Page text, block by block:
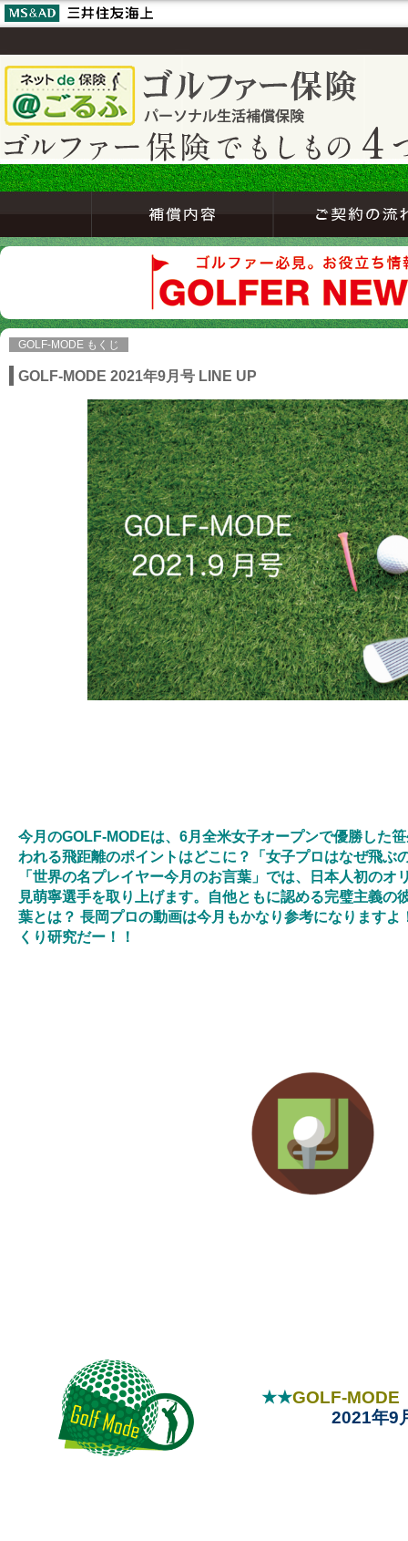
GOLF-MODE もくじ
GOLF-MODE 2021年9月号 LINE UP
今月のGOLF-MODEは、6月全米女子オープンで優勝した
われる飛距離のポイントはどこに？「女子プロはなぜ飛ぶ
「世界の名プレイヤー今月のお言葉」では、日本人初のオ
見萌寧選手を取り上げます。自他ともに認める完璧主義の
葉とは？ 長岡プロの動画は今月もかなり参考になります
くり研究だー！！
★★GOLF-MODE
2021年9